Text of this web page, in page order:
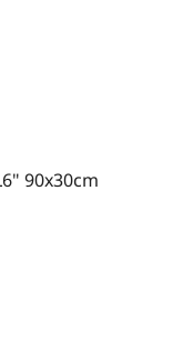
90x30cm